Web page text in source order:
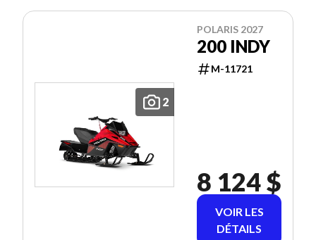
2
POLARIS 2027
200 INDY
M-11721
8 124 $
VOIR LES
DÉTAILS